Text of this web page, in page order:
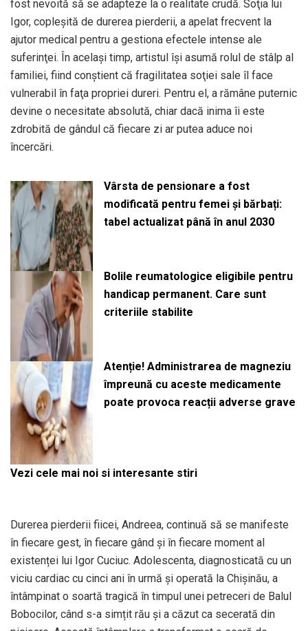
fost nevoită să se adapteze la o realitate crudă. Soţia lui
Igor, copleşită de durerea pierderii, a apelat frecvent la
ajutor medical pentru a gestiona efectele intense ale
suferinţei. În acelaşi timp, artistul îşi asumă rolul de stâlp al
familiei, fiind conştient că fragilitatea soţiei sale îl face
vulnerabil în faţa propriei dureri. Pentru el, a rămâne puternic
devine o necesitate absolută, chiar dacă inima îi este
zdrobită de gândul că fiecare zi ar putea aduce noi
încercări.
Vârsta de pensionare a fost
modificată pentru femei și bărbați:
tabel actualizat până în anul 2030
Bolile reumatologice eligibile pentru
handicap permanent. Care sunt
criteriile stabilite
Atenție! Administrarea de magneziu
împreună cu aceste medicamente
poate provoca reacții adverse grave
Vezi cele mai noi si interesante stiri
Durerea pierderii fiicei, Andreea, continuă să se manifeste
în fiecare gest, în fiecare gând și în fiecare moment al
existenței lui Igor Cuciuc. Adolescenta, diagnosticată cu un
viciu cardiac cu cinci ani în urmă și operată la Chișinău, a
întâmpinat o soartă tragică în timpul unei petreceri de Balul
Bobocilor, când s-a simțit rău și a căzut ca secerată din